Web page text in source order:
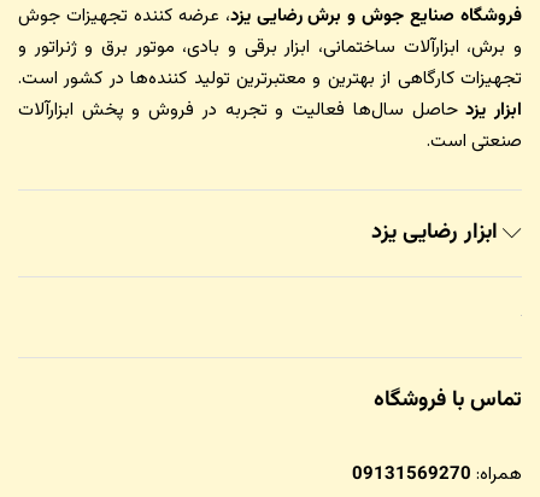
فروشگاه صنایع جوش و برش رضایی یزد، عرضه کننده تجهیزات جوش
و برش، ابزارآلات ساختمانی، ابزار برقی و بادی، موتور برق و ژنراتور و
تجهیزات کارگاهی از بهترین و معتبرترین تولید کننده‌ها در کشور است.
ابزار یزدحاصل سال‌ها فعالیت و تجربه در فروش و پخش ابزارآلات
صنعتی است.
ابزار رضایی یزد
تماس با فروشگاه
همراه: 09131569270